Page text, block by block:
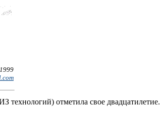
отметила свое двадцатилетие.